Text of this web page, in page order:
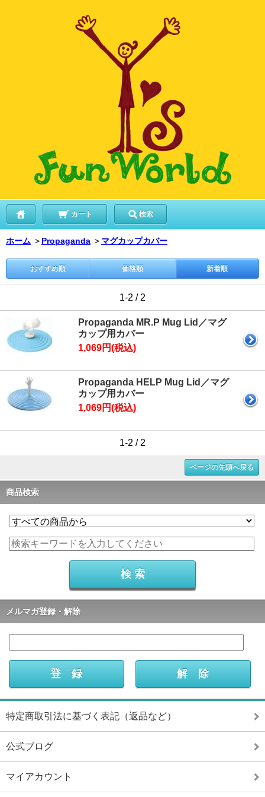
カート 検索
ホーム ＞ Propaganda ＞ マグカップカバー
おすすめ順 価格順 新着順
1-2 / 2
Propaganda MR.P Mug Lid／マグ
カップ用カバー
1,069円(税込)
Propaganda HELP Mug Lid／マグ
カップ用カバー
1,069円(税込)
1-2 / 2
ページの先頭へ戻る
商品検索
メルマガ登録・解除
特定商取引法に基づく表記（返品など）
公式ブログ
マイアカウント